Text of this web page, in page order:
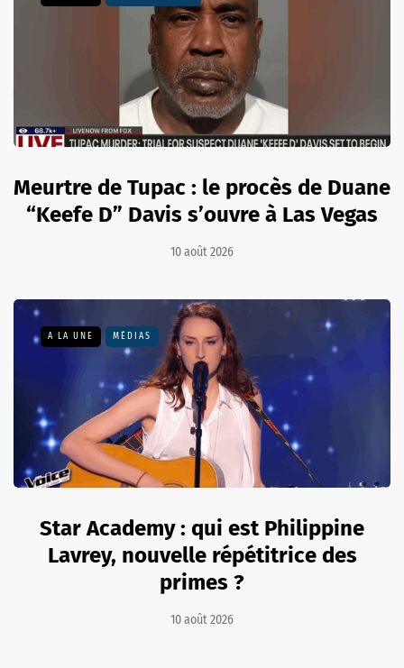
Meurtre de Tupac : le procès de Duane
“Keefe D” Davis s’ouvre à Las Vegas
10 août 2026
A LA UNE MÉDIAS
Star Academy : qui est Philippine
Lavrey, nouvelle répétitrice des
primes ?
10 août 2026